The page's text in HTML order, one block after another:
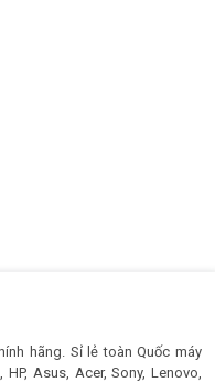
là: 25.999.000 ₫.
hãng. Sỉ lẻ toàn Quốc máy
Asus, Acer, Sony, Lenovo,